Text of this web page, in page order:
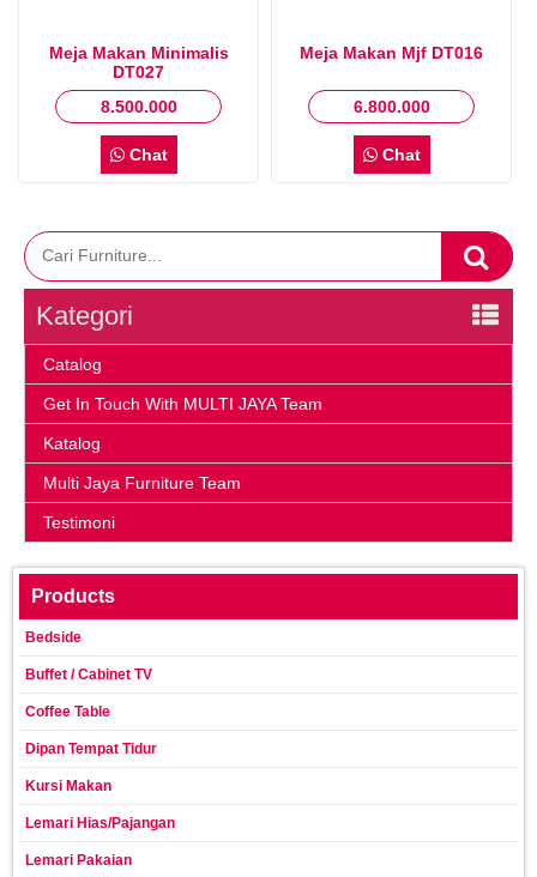
Meja Makan Minimalis
DT027
8.500.000
Chat
Meja Makan Mjf DT016
6.800.000
Chat
Kategori
Catalog
Get In Touch With MULTI JAYA Team
Katalog
Multi Jaya Furniture Team
Testimoni
Products
Bedside
Buffet / Cabinet TV
Coffee Table
Dipan Tempat Tidur
Kursi Makan
Lemari Hias/Pajangan
Lemari Pakaian